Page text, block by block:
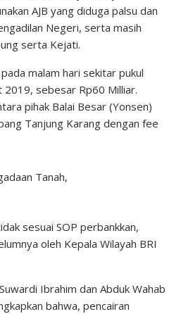
AJB yang diduga palsu dan
Negeri, serta masih
serta Kejati.
malam hari sekitar pukul
sebesar Rp60 Milliar.
pihak Balai Besar (Yonsen)
Tanjung Karang dengan fee
Tanah,
sesuai SOP perbankkan,
oleh Kepala Wilayah BRI
Ibrahim dan Abduk Wahab
bahwa, pencairan